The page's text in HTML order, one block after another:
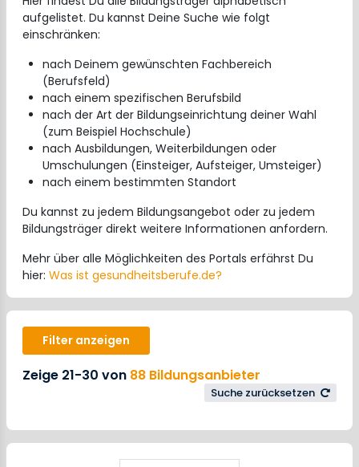
aufgelistet. Du kannst Deine Suche wie folgt
einschränken:
nach Deinem gewünschten Fachbereich
(Berufsfeld)
nach einem spezifischen Berufsbild
nach der Art der Bildungseinrichtung deiner Wahl
(zum Beispiel Hochschule)
nach Ausbildungen, Weiterbildungen oder
Umschulungen (Einsteiger, Aufsteiger, Umsteiger)
nach einem bestimmten Standort
Du kannst zu jedem Bildungsangebot oder zu jedem
Bildungsträger direkt weitere Informationen anfordern.
Mehr über alle Möglichkeiten des Portals erfährst Du
hier: Was ist gesundheitsberufe.de?
Filter anzeigen
Zeige 21-30 von 88 Bildungsanbieter
Suche zurücksetzen